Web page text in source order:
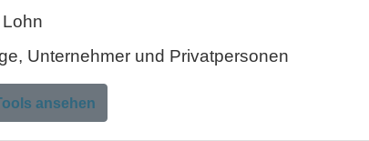
Unternehmer und Privatpersonen
ansehen